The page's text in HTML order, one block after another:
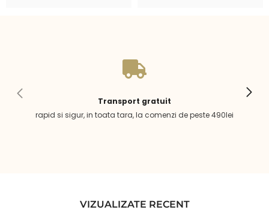
Transport gratuit
rapid si sigur, in toata tara, la comenzi de peste 490lei
VIZUALIZATE RECENT